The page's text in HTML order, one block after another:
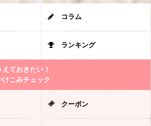
コラム
ランキング
ておきたい！
こみチェック
クーポン